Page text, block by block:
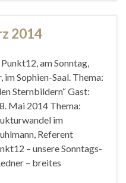
2014
am Sonntag,
Sophien-Saal. Thema:
Sternbildern“ Gast:
Mai 2014 Thema:
im
Referent
– unsere Sonntags-
– breites